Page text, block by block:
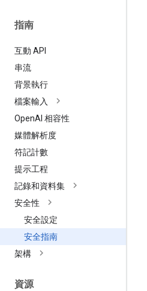
指南
互動 API
串流
背景執行
檔案輸入
OpenAI 相容性
媒體解析度
符記計數
提示工程
記錄和資料集
安全性
安全設定
安全指南
架構
資源